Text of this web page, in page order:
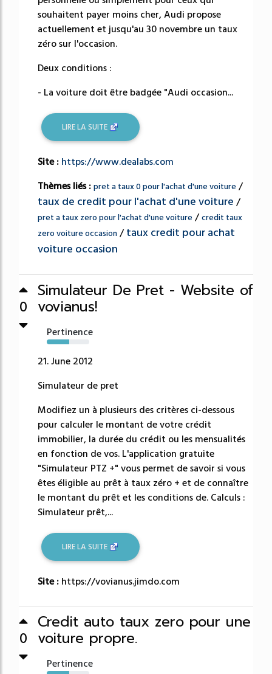
souhaitent payer moins cher, Audi propose
actuellement et jusqu'au 30 novembre un taux
zéro sur l'occasion.
Deux conditions :
- La voiture doit être badgée "Audi occasion...
LIRE LA SUITE
Site : https://www.dealabs.com
Thèmes liés : pret a taux 0 pour l'achat d'une voiture /
taux de credit pour l'achat d'une voiture /
pret a taux zero pour l'achat d'une voiture /credit taux
zero voiture occasion /taux credit pour achat
voiture occasion
0
Simulateur De Pret - Website of
vovianus!
Pertinence
53%
21. June 2012
Simulateur de pret
Modifiez un à plusieurs des critères ci-dessous
pour calculer le montant de votre crédit
immobilier, la durée du crédit ou les mensualités
en fonction de vos. L'application gratuite
"Simulateur PTZ +" vous permet de savoir si vous
êtes éligible au prêt à taux zéro + et de connaître
le montant du prêt et les conditions de. Calculs :
Simulateur prêt,...
LIRE LA SUITE
Site : https://vovianus.jimdo.com
0
Credit auto taux zero pour une
voiture propre.
Pertinence